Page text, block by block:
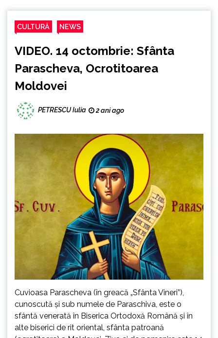
CULTURĂ NEWS
VIDEO. 14 octombrie: Sfânta
Parascheva, Ocrotitoarea
Moldovei
PETRESCU Iulia 2 ani ago
Cuvioasa Parascheva (în greacă „Sfânta Vineri”),
cunoscută și sub numele de Paraschiva, este o
sfântă venerată în Biserica Ortodoxă Română și în
alte biserici de rit oriental, sfânta patroană